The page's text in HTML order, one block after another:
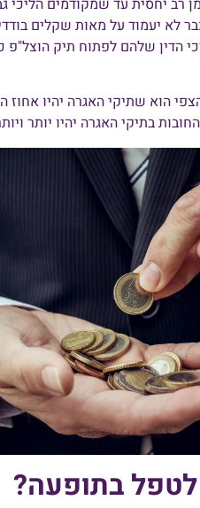
יחסית עד שמקודמים הליכי
לא יעמוד על מאות שקלים
הוא שתיקי האגרה יהיו אחוז
בתיקי האגרה יהיו יותר
בתופעה?